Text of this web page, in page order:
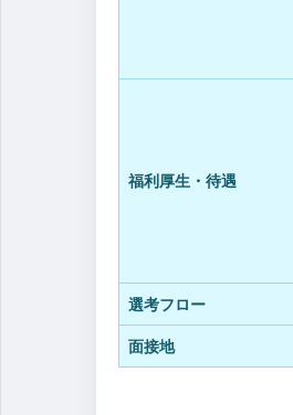
福利厚生・待遇
選考フロー
面接地